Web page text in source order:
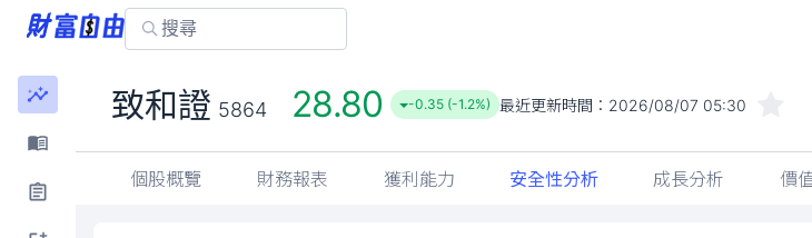
致和證 5864 28.80 -0.35 (-1.2%) 最近更新時間： 2026/08/07 05:30
個股概覽 財務報表 獲利能力 安全性分析 成長分析 價